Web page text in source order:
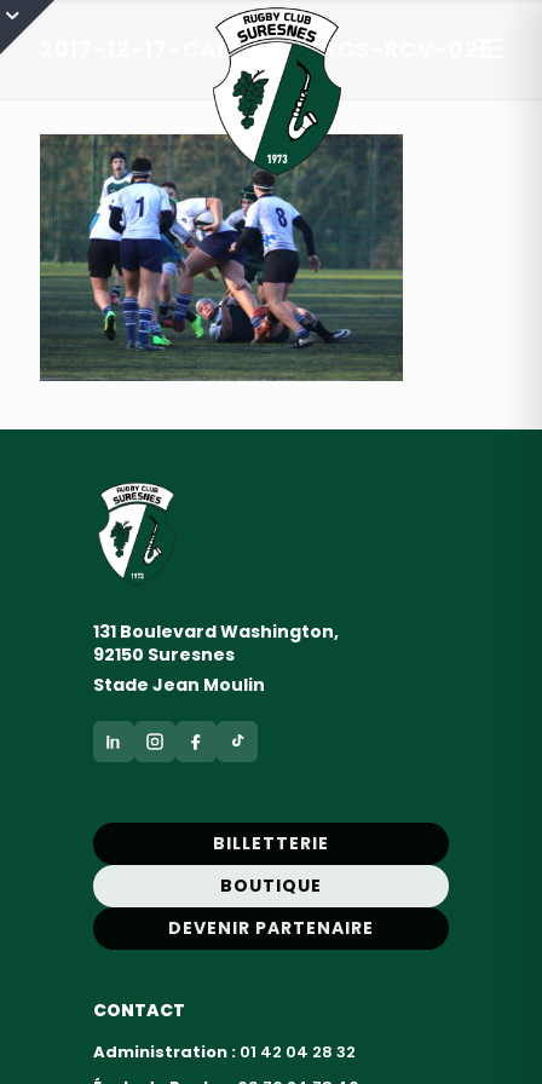
2017-12-17-CADETS-A-RCS-RCV-026
131 Boulevard Washington,
92150 Suresnes
Stade Jean Moulin
BILLETTERIE
BOUTIQUE
DEVENIR PARTENAIRE
CONTACT
Administration : 01 42 04 28 32